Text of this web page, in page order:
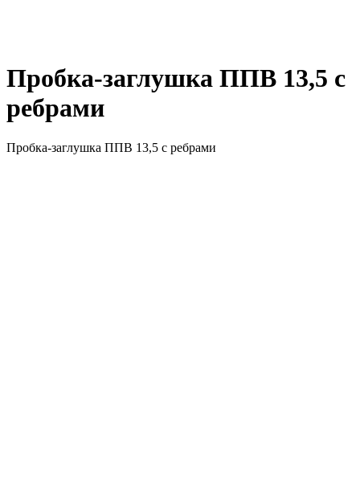
Пробка-заглушка ППВ 13,5 с
ребрами
Пробка-заглушка ППВ 13,5 с ребрами